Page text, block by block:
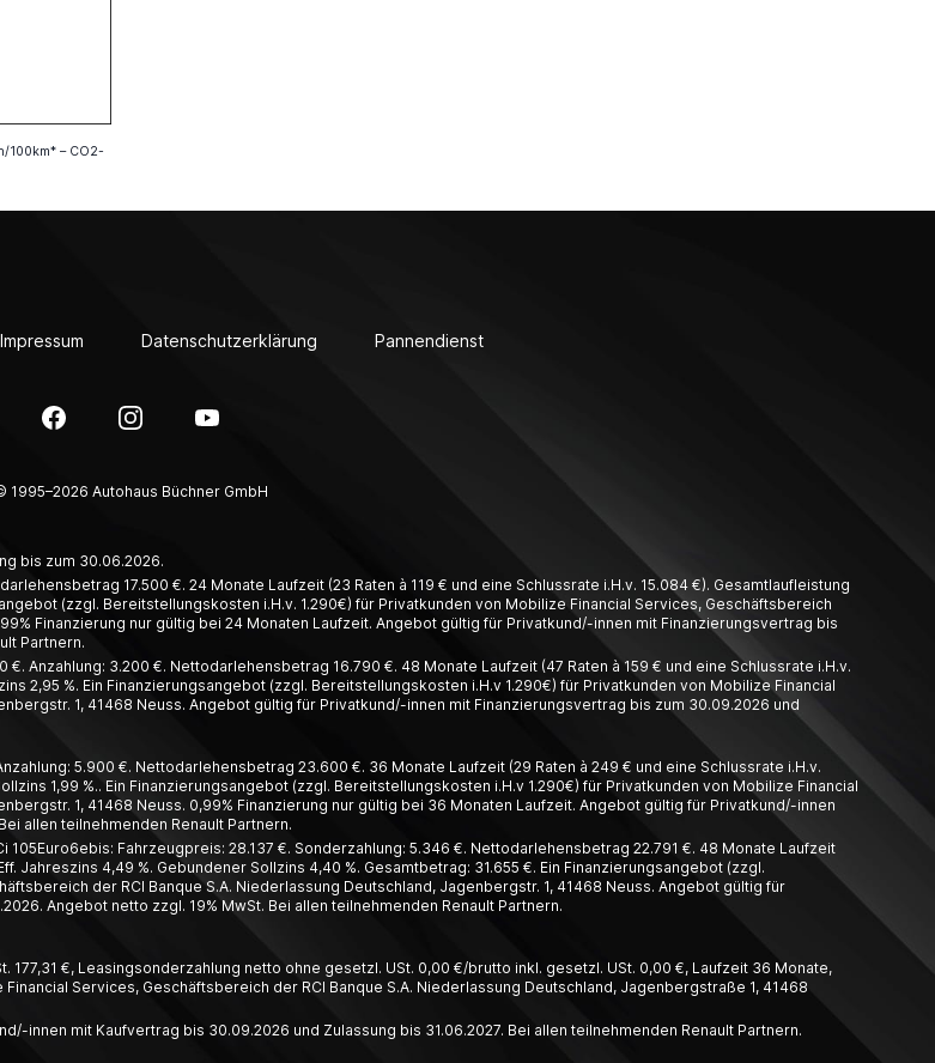
100km* – CO2-
Impressum Datenschutzerklärung Pannendienst
FacebookInstagramYouTube
1995–2026 Autohaus Büchner GmbH
bis zum 30.06.2026.
17.500 €. 24 Monate Laufzeit (23 Raten à 119 € und eine Schlussrate i.H.v. 15.084 €). Gesamtlaufleistung
(zzgl. Bereitstellungskosten i.H.v. 1.290€) für Privatkunden von Mobilize Financial Services, Geschäftsbereich
Finanzierung nur gültig bei 24 Monaten Laufzeit. Angebot gültig für Privatkund/-innen mit Finanzierungsvertrag bis
Partnern.
Anzahlung: 3.200 €. Nettodarlehensbetrag 16.790 €. 48 Monate Laufzeit (47 Raten à 159 € und eine Schlussrate i.H.v.
2,95 %. Ein Finanzierungsangebot (zzgl. Bereitstellungskosten i.H.v 1.290€) für Privatkunden von Mobilize Financial
1, 41468 Neuss. Angebot gültig für Privatkund/-innen mit Finanzierungsvertrag bis zum 30.09.2026 und
5.900 €. Nettodarlehensbetrag 23.600 €. 36 Monate Laufzeit (29 Raten à 249 € und eine Schlussrate i.H.v.
1,99 %.. Ein Finanzierungsangebot (zzgl. Bereitstellungskosten i.H.v 1.290€) für Privatkunden von Mobilize Financial
1, 41468 Neuss. 0,99% Finanzierung nur gültig bei 36 Monaten Laufzeit. Angebot gültig für Privatkund/-innen
allen teilnehmenden Renault Partnern.
105Euro6ebis: Fahrzeugpreis: 28.137 €. Sonderzahlung: 5.346 €. Nettodarlehensbetrag 22.791 €. 48 Monate Laufzeit
Jahreszins 4,49 %. Gebundener Sollzins 4,40 %. Gesamtbetrag: 31.655 €. Ein Finanzierungsangebot (zzgl.
der RCI Banque S.A. Niederlassung Deutschland, Jagenbergstr. 1, 41468 Neuss. Angebot gültig für
Angebot netto zzgl. 19% MwSt. Bei allen teilnehmenden Renault Partnern.
€, Leasing­­sonder­zahlung netto ohne gesetzl. USt. 0,00 €/brutto inkl. gesetzl. USt. 0,00 €, Laufzeit 36 Monate,
Services, Geschäfts­bereich der RCI Banque S.A. Nieder­lassung Deutschland, Jagen­berg­straße 1, 41468
innen mit Kaufvertrag bis 30.09.2026 und Zulassung bis 31.06.2027. Bei allen teilnehmenden Renault Partnern.